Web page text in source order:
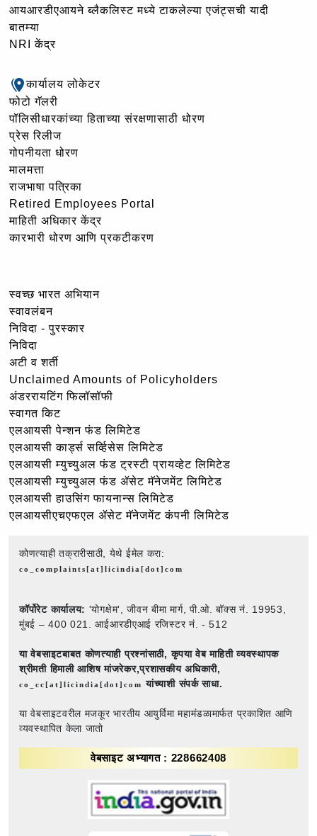
आयआरडीएआयने ब्लैकलिस्ट मध्ये टाकलेल्या एजंट्सची यादी
बातम्या
NRI केंद्र
कार्यालय लोकेटर
फोटो गॅलरी
पॉलिसीधारकांच्या हिताच्या संरक्षणासाठी धोरण
प्रेस रिलीज
गोपनीयता धोरण
मालमत्ता
राजभाषा पत्रिका
Retired Employees Portal
माहिती अधिकार केंद्र
कारभारी धोरण आणि प्रकटीकरण
स्वच्छ भारत अभियान
स्वावलंबन
निविदा - पुरस्कार
निविदा
अटी व शर्ती
Unclaimed Amounts of Policyholders
अंडररायटिंग फिलॉसॉफी
स्वागत किट
एलआयसी पेन्शन फंड लिमिटेड
एलआयसी कार्ड्स सर्व्हिसेस लिमिटेड
एलआयसी म्युच्युअल फंड ट्रस्टी प्रायव्हेट लिमिटेड
एलआयसी म्युच्युअल फंड ॲसेट मॅनेजमेंट लिमिटेड
एलआयसी हाउसिंग फायनान्स लिमिटेड
एलआयसीएचएफएल ॲसेट मॅनेजमेंट कंपनी लिमिटेड
कोणत्याही तक्रारीसाठी, येथे ईमेल करा:
co_complaints[at]licindia[dot]com
कॉर्पोरेट कार्यालय: 'योगक्षेम', जीवन बीमा मार्ग, पी.ओ. बॉक्स नं. 19953,
मुंबई – 400 021. आईआरडीएआई रजिस्टर नं. - 512
या वेबसाइटबाबत कोणत्याही प्रश्नांसाठी, कृपया वेब माहिती व्यवस्थापक
श्रीमती हिमाली आशिष मांजरेकर,प्रशासकीय अधिकारी,
co_cc[at]licindia[dot]comयांच्याशी संपर्क साधा.
या वेबसाइटवरील मजकूर भारतीय आयुर्विमा महामंडळामार्फत प्रकाशित आणि
व्यवस्थापित केला जातो
वेबसाइट अभ्यागत : 228662408